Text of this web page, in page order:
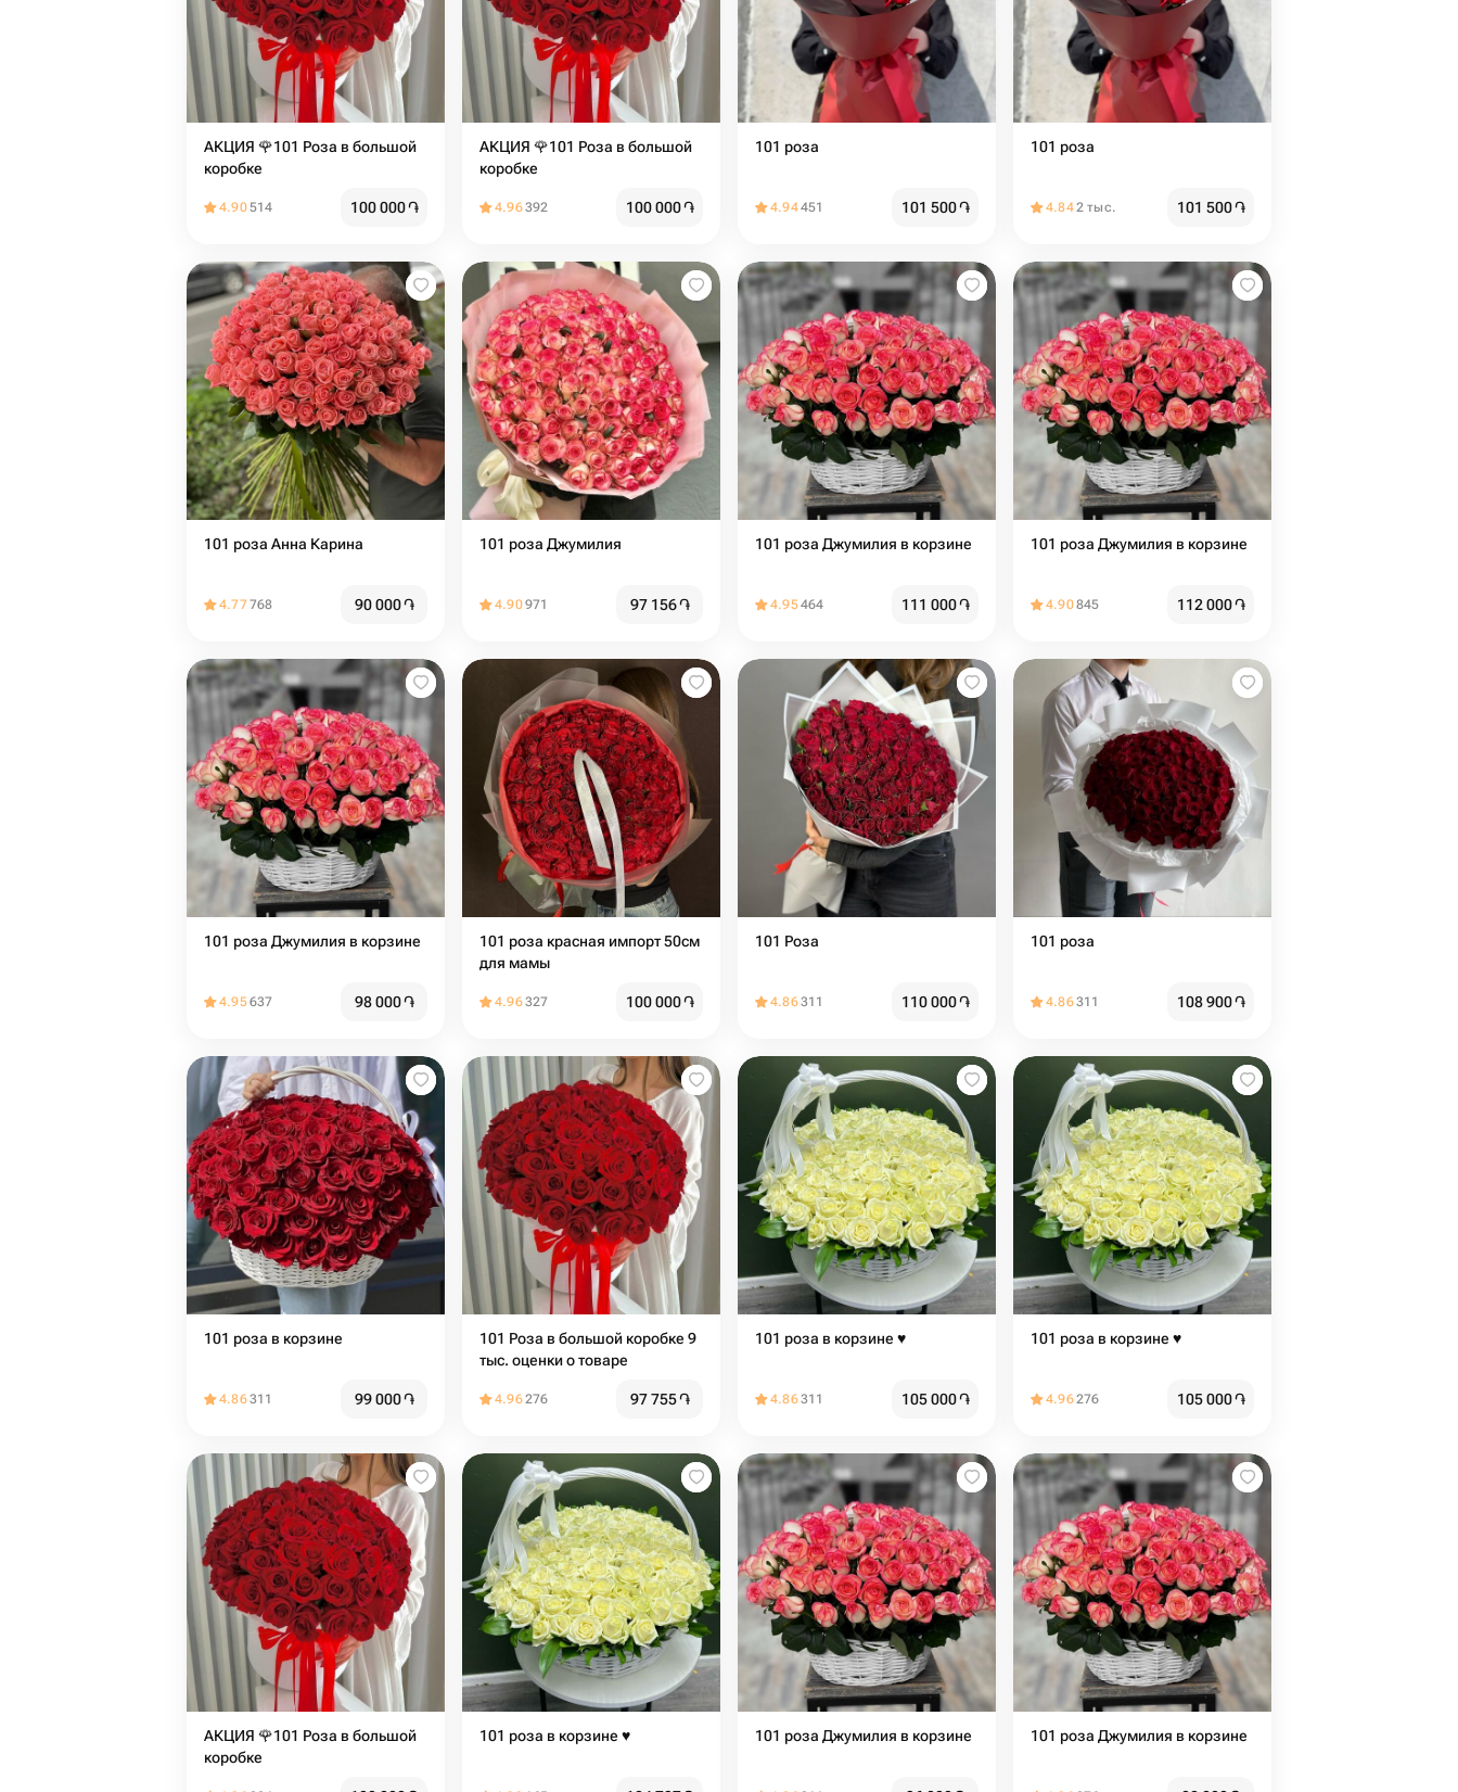
АКЦИЯ 🌹101 Роза в большой
коробке
4.90514 100 000֏
АКЦИЯ 🌹101 Роза в большой
коробке
4.96392 100 000֏
101 роза
4.94451 101 500֏
101 роза
4.842 тыс. 101 500֏
101 роза Анна Карина
4.77768 90 000֏
101 роза Джумилия
4.90971 97 156֏
101 роза Джумилия в корзине
4.95464 111 000֏
101 роза Джумилия в корзине
4.90845 112 000֏
101 роза Джумилия в корзине
4.95637 98 000֏
101 роза красная импорт 50см
для мамы
4.96327 100 000֏
101 Роза
4.86311 110 000֏
101 роза
4.86311 108 900֏
101 роза в корзине
4.86311 99 000֏
101 Роза в большой коробке 9
тыс. оценки о товаре
4.96276 97 755֏
101 роза в корзине ♥️
4.86311 105 000֏
101 роза в корзине ♥️
4.96276 105 000֏
АКЦИЯ 🌹101 Роза в большой
коробке
101 роза в корзине ♥️ 101 роза Джумилия в корзине 101 роза Джумилия в корзине